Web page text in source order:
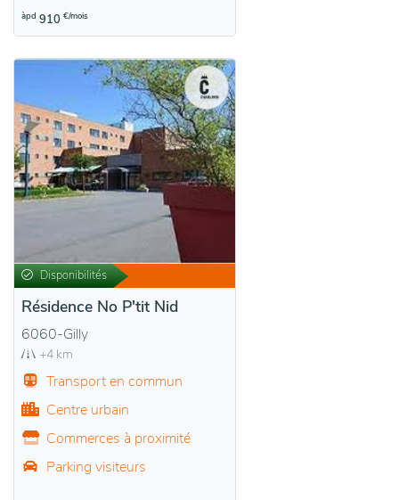
àpd 910 €/mois
Disponibilités
Résidence No P'tit Nid
6060-Gilly
+4 km
Transport en commun
Centre urbain
Commerces à proximité
Parking visiteurs